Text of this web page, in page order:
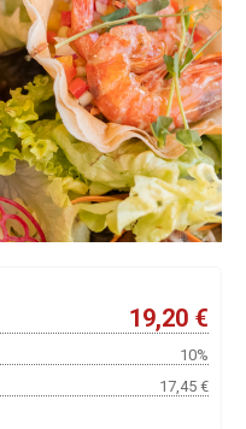
19,20 €
10%
17,45 €